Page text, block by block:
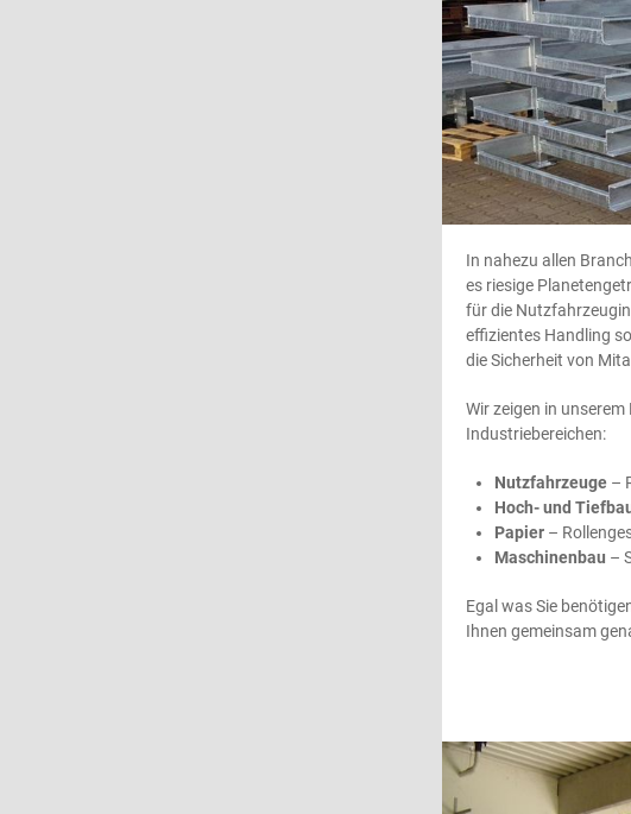
In nahezu allen
es riesige
für die
effizientes Handling
die Sicherheit von
Wir zeigen in
Industriebereichen:
Nutzfahrzeuge –
Hoch- und
Papier –
Maschinenbau –
Egal was Sie
Ihnen gemeinsam